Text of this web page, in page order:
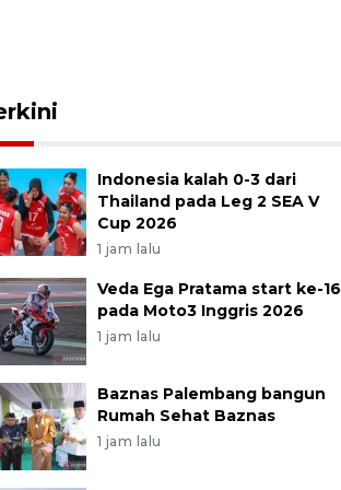
Indonesia kalah 0-3 dari
Thailand pada Leg 2 SEA V
Cup 2026
1 jam lalu
Veda Ega Pratama start ke-16
pada Moto3 Inggris 2026
1 jam lalu
Baznas Palembang bangun
Rumah Sehat Baznas
1 jam lalu